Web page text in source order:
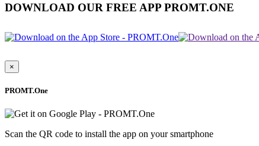
DOWNLOAD OUR FREE APP PROMT.ONE
×
PROMT.One
Scan the QR code to install the app on your smartphone